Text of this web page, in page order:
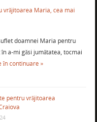
vrăjitoarea Maria, cea mai
doamnei Maria pentru
a-mi găsi jumătatea, tocmai
în continuare »
pentru vrăjitoarea